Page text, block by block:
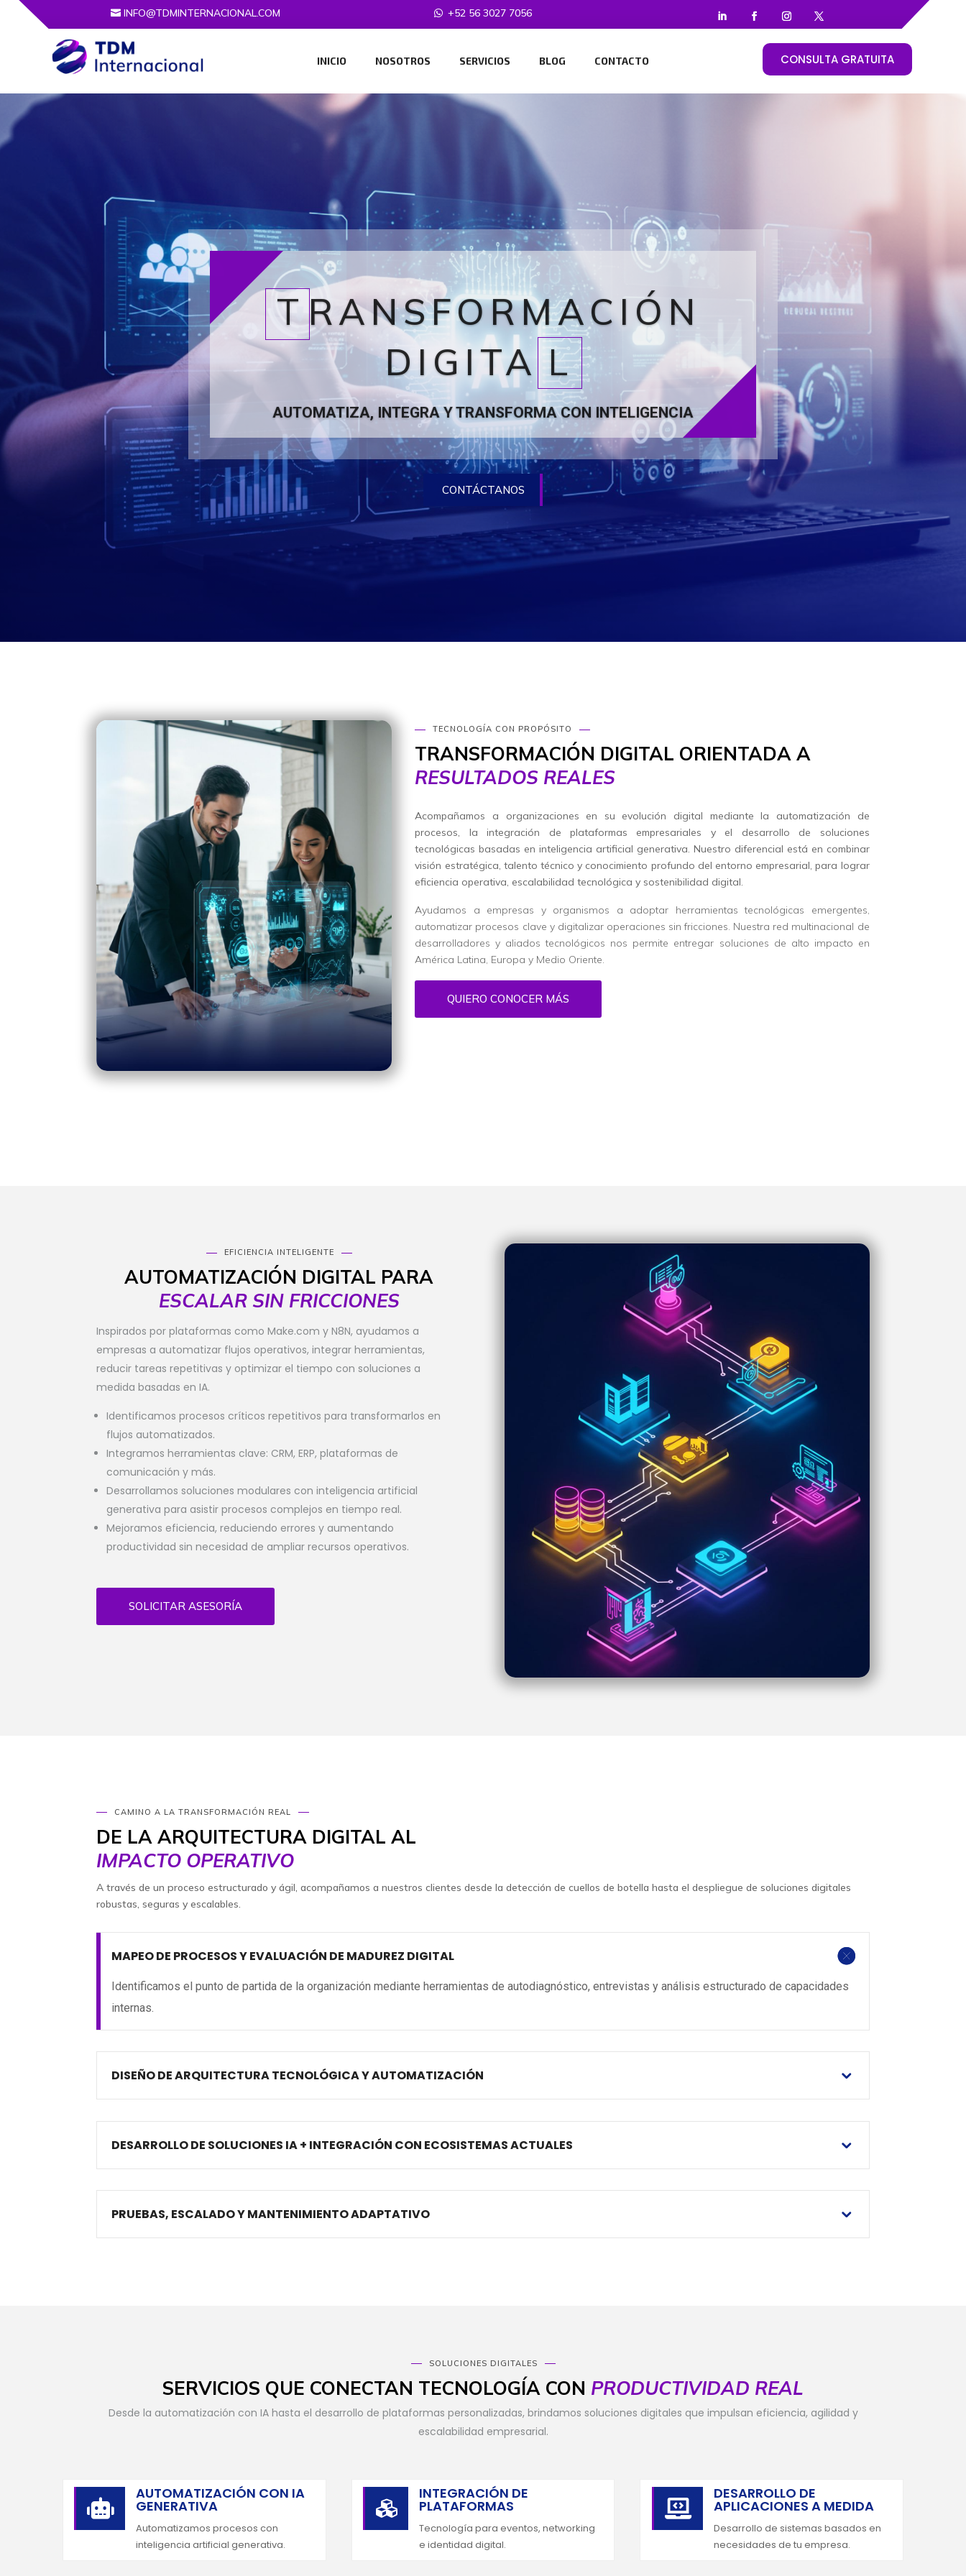
INFO@TDMINTERNACIONAL.COM +52 56 3027 7056
INICIO NOSOTROS SERVICIOS BLOG CONTACTO CONSULTA GRATUITA
TRANSFORMACIÓN
DIGITA L
AUTOMATIZA, INTEGRA Y TRANSFORMA CON INTELIGENCIA
CONTÁCTANOS
TECNOLOGÍA CON PROPÓSITO
TRANSFORMACIÓN DIGITAL ORIENTADA A
RESULTADOS REALES
Acompañamos a organizaciones en su evolución digital mediante la automatización de
procesos, la integración de plataformas empresariales y el desarrollo de soluciones
tecnológicas basadas en inteligencia artificial generativa. Nuestro diferencial está en combinar
visión estratégica, talento técnico y conocimiento profundo del entorno empresarial, para lograr
eficiencia operativa, escalabilidad tecnológica y sostenibilidad digital.
Ayudamos a empresas y organismos a adoptar herramientas tecnológicas emergentes,
automatizar procesos clave y digitalizar operaciones sin fricciones. Nuestra red multinacional de
desarrolladores y aliados tecnológicos nos permite entregar soluciones de alto impacto en
América Latina, Europa y Medio Oriente.
QUIERO CONOCER MÁS
EFICIENCIA INTELIGENTE
AUTOMATIZACIÓN DIGITAL PARA
ESCALAR SIN FRICCIONES
Inspirados por plataformas como Make.com y N8N, ayudamos a
empresas a automatizar flujos operativos, integrar herramientas,
reducir tareas repetitivas y optimizar el tiempo con soluciones a
medida basadas en IA.
Identificamos procesos críticos repetitivos para transformarlos en
flujos automatizados.
Integramos herramientas clave: CRM, ERP, plataformas de
comunicación y más.
Desarrollamos soluciones modulares con inteligencia artificial
generativa para asistir procesos complejos en tiempo real.
Mejoramos eficiencia, reduciendo errores y aumentando
productividad sin necesidad de ampliar recursos operativos.
SOLICITAR ASESORÍA
CAMINO A LA TRANSFORMACIÓN REAL
DE LA ARQUITECTURA DIGITAL AL
IMPACTO OPERATIVO
A través de un proceso estructurado y ágil, acompañamos a nuestros clientes desde la detección de cuellos de botella hasta el despliegue de soluciones digitales
robustas, seguras y escalables.
MAPEO DE PROCESOS Y EVALUACIÓN DE MADUREZ DIGITAL
Identificamos el punto de partida de la organización mediante herramientas de autodiagnóstico, entrevistas y análisis estructurado de capacidades
internas.
DISEÑO DE ARQUITECTURA TECNOLÓGICA Y AUTOMATIZACIÓN
DESARROLLO DE SOLUCIONES IA + INTEGRACIÓN CON ECOSISTEMAS ACTUALES
PRUEBAS, ESCALADO Y MANTENIMIENTO ADAPTATIVO
SOLUCIONES DIGITALES
SERVICIOS QUE CONECTAN TECNOLOGÍA CON PRODUCTIVIDAD REAL
Desde la automatización con IA hasta el desarrollo de plataformas personalizadas, brindamos soluciones digitales que impulsan eficiencia, agilidad y
escalabilidad empresarial.

AUTOMATIZACIÓN CON IA
GENERATIVA
Automatizamos procesos con
inteligencia artificial generativa.

INTEGRACIÓN DE
PLATAFORMAS
Tecnología para eventos, networking
e identidad digital.

DESARROLLO DE
APLICACIONES A MEDIDA
Desarrollo de sistemas basados en
necesidades de tu empresa.